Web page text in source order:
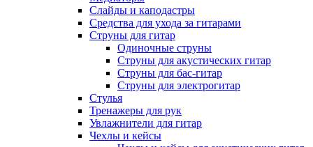
Слайды и каподастры
Средства для ухода за гитарами
Струны для гитар
Одиночные струны
Струны для акустических гитар
Струны для бас-гитар
Струны для электрогитар
Стулья
Тренажеры для рук
Увлажнители для гитар
Чехлы и кейсы